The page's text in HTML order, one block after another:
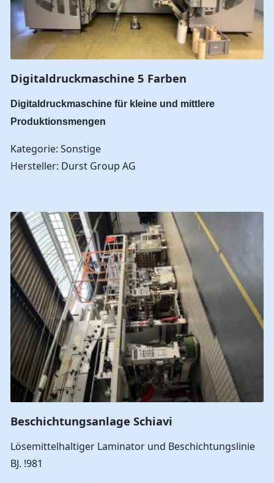
Digitaldruckmaschine 5 Farben
Digitaldruckmaschine für kleine und mittlere
Produktionsmengen
Kategorie: Sonstige
Hersteller: Durst Group AG
Beschichtungsanlage Schiavi
Lösemittelhaltiger Laminator und Beschichtungslinie
BJ. !981